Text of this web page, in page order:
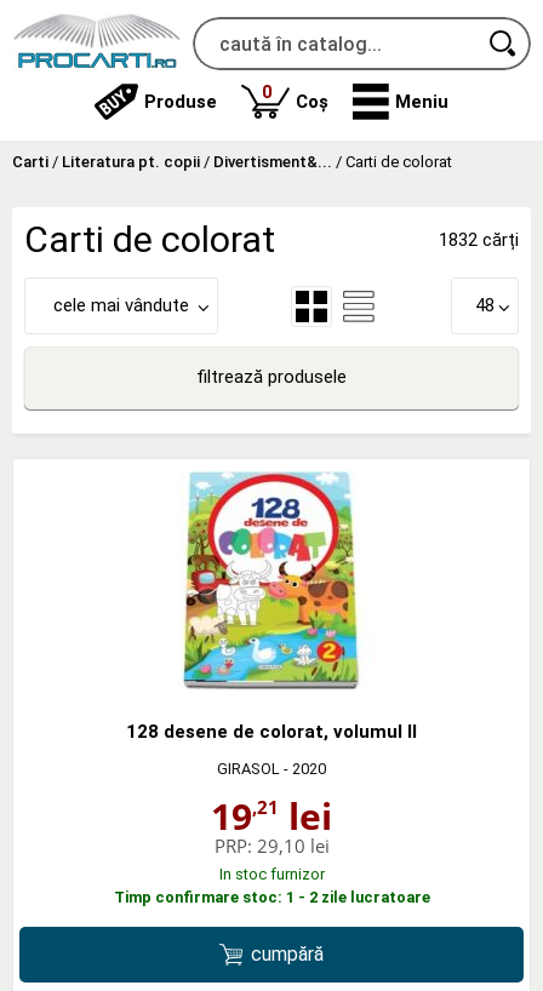
Produse 0produse
Coș Meniu
Carti / Literatura pt. copii / Divertisment&... / Carti de colorat
Carti de colorat 1832 cărți
cele mai vândute 48
filtrează produsele
128 desene de colorat, volumul II
GIRASOL - 2020
19,21 lei
PRP: 29,10 lei
In stoc furnizor
Timp confirmare stoc: 1 - 2 zile lucratoare
cumpără